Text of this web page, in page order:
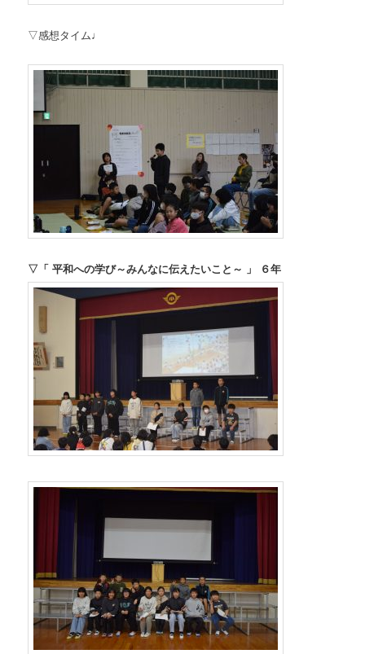
▽感想タイム♩
▽「 平和への学び～みんなに伝えたいこと～ 」 ６年